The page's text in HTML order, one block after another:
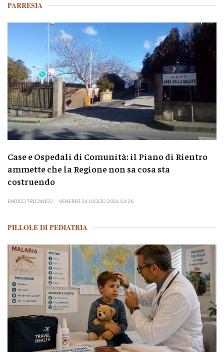
PARRESIA
Case e Ospedali di Comunità: il Piano di Rientro
ammette che la Regione non sa cosa sta
costruendo
ENRICO TRICANICO VENERDÌ 24 LUGLIO 2026 14:26
PILLOLE DI PEDIATRIA